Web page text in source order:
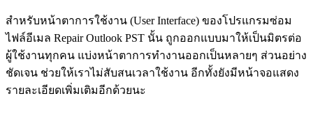
สำหรับหน้าตาการใช้งาน (User Interface) ของโปรแกรมซ่อม
ไฟล์อีเมล Repair Outlook PST นั้น ถูกออกแบบมาให้เป็นมิตรต่อ
ผู้ใช้งานทุกคน แบ่งหน้าตาการทำงานออกเป็นหลายๆ ส่วนอย่าง
ชัดเจน ช่วยให้เราไม่สับสนเวลาใช้งาน อีกทั้งยังมีหน้าจอแสดง
รายละเอียดเพิ่มเติมอีกด้วยนะ